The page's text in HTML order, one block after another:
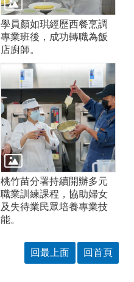
學員顏如琪經歷西餐烹調
專業班後，成功轉職為飯
店廚師。
桃竹苗分署持續開辦多元
職業訓練課程，協助婦女
及失待業民眾培養專業技
能。
回最上面 回首頁